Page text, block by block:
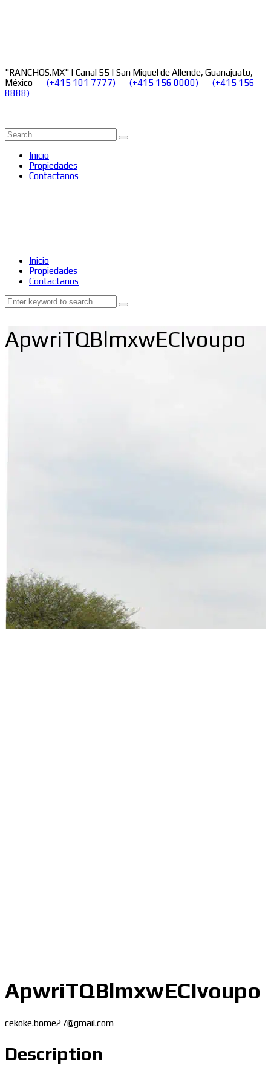
"RANCHOS.MX" | Canal 55 | San Miguel de Allende, Guanajuato,
México
(+415 101 7777) (+415 156 0000)
(+415 156
8888)
Inicio
Propiedades
Contactanos
Inicio
Propiedades
Contactanos
ApwriTQBlmxwECIvoupo
ApwriTQBlmxwECIvoupo
cekoke.bome27@gmail.com
Description